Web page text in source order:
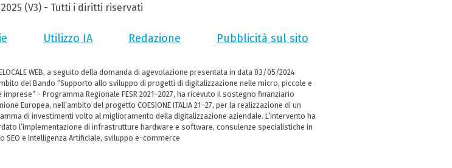
(V3) - Tutti i diritti riservati
Utilizzo IA Redazione Pubblicità sul sito
WEB, a seguito della domanda di agevolazione presentata in data 03/05/2024
del Bando “Supporto allo sviluppo di progetti di digitalizzazione nelle micro, piccole e
imprese” - Programma Regionale FESR 2021–2027, ha ricevuto il sostegno finanziario
Europea, nell’ambito del progetto COESIONE ITALIA 21–27, per la realizzazione di un
di investimenti volto al miglioramento della digitalizzazione aziendale. L’intervento ha
l’implementazione di infrastrutture hardware e software, consulenze specialistiche in
SEO e Intelligenza Artificiale, sviluppo e-commerce